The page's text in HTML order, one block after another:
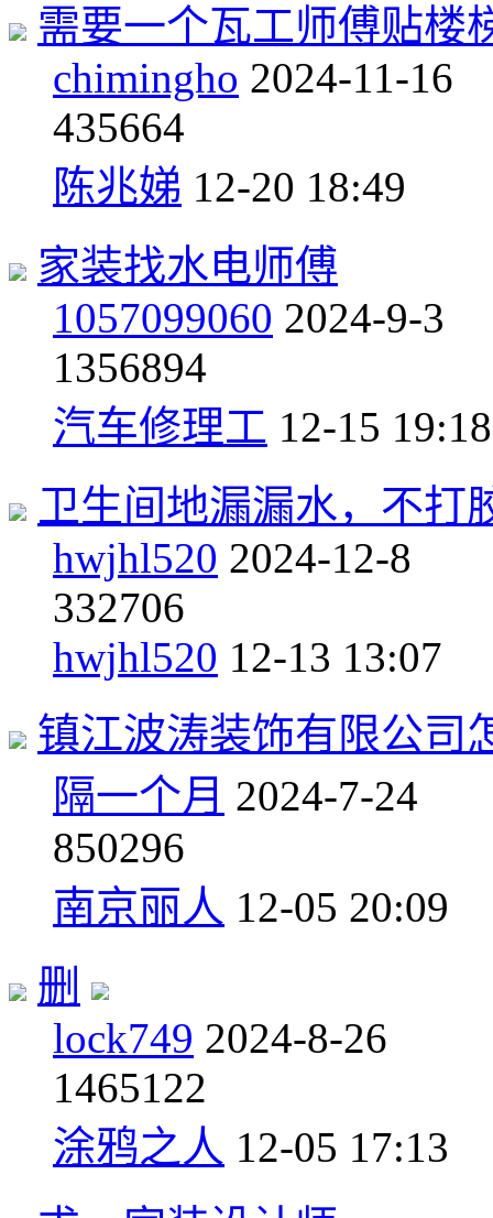
需要一个瓦工师傅贴楼
chimingho 2024-11-16
435664
陈兆娣 12-20 18:49
家装找水电师傅
1057099060 2024-9-3
1356894
汽车修理工 12-15 19:18
卫生间地漏漏水，不打
hwjhl520 2024-12-8
332706
hwjhl520 12-13 13:07
镇江波涛装饰有限公司
隔一个月 2024-7-24
850296
南京丽人 12-05 20:09
删
lock749 2024-8-26
1465122
涂鸦之人 12-05 17:13